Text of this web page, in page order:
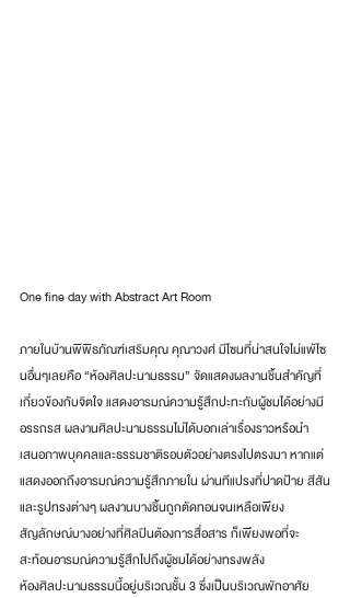
One fine day with Abstract Art Room
ภายในบ้านพิพิธภัณฑ์เสริมคุณ คุณาวงศ์ มีโซนที่น่าสนใจไม่แพ้โซ
นอื่นๆเลยคือ “ห้องศิลปะนามธรรม” จัดแสดงผลงานชิ้นสำคัญที่
เกี่ยวข้องกับจิตใจ แสดงอารมณ์ความรู้สึกปะทะกับผู้ชมได้อย่างมี
อรรถรส ผลงานศิลปะนามธรรมไม่ได้บอกเล่าเรื่องราวหรือนำ
เสนอภาพบุคคลและธรรมชาติรอบตัวอย่างตรงไปตรงมา หากแต่
แสดงออกถึงอารมณ์ความรู้สึกภายใน ผ่านทีแปรงที่ปาดป้าย สีสัน
และรูปทรงต่างๆ ผลงานบางชิ้นถูกตัดทอนจนเหลือเพียง
สัญลักษณ์บางอย่างที่ศิลปินต้องการสื่อสาร ก็เพียงพอที่จะ
สะท้อนอารมณ์ความรู้สึกไปถึงผู้ชมได้อย่างทรงพลัง
ห้องศิลปะนามธรรมนี้อยู่บริเวณชั้น 3 ซึ่งเป็นบริเวณพักอาศัย